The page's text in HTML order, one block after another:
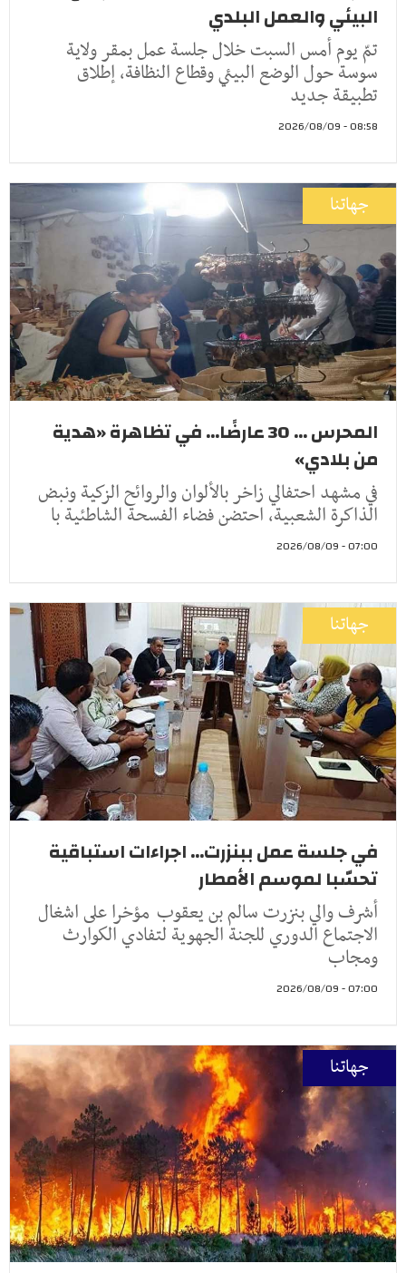
البيئي والعمل البلدي
تمّ يوم أمس السبت خلال جلسة عمل بمقر ولاية
سوسة حول الوضع البيئي وقطاع النظافة، إطلاق
تطبيقة جديد
08:58 - 2026/08/09
جهاتنا
المحرس ... 30 عارضًا... في تظاهرة «هدية
من بلادي»
في مشهد احتفالي زاخر بالألوان والروائح الزكية ونبض
الذاكرة الشعبية، احتضن فضاء الفسحة الشاطئية با
07:00 - 2026/08/09
جهاتنا
في جلسة عمل ببنزرت... اجراءات استباقية
تحسّبا لموسم الأمطار
أشرف والي بنزرت سالم بن يعقوب مؤخرا على اشغال
الاجتماع الدوري للجنة الجهوية لتفادي الكوارث
ومجاب
07:00 - 2026/08/09
جهاتنا